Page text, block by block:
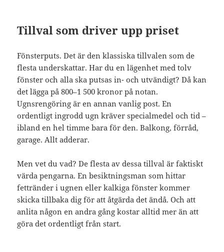
Tillval som driver upp priset
Fönsterputs. Det är den klassiska tillvalen som de
flesta underskattar. Har du en lägenhet med tolv
fönster och alla ska putsas in- och utvändigt? Då kan
det lägga på 800–1 500 kronor på notan.
Ugnsrengöring är en annan vanlig post. En
ordentligt ingrodd ugn kräver specialmedel och tid –
ibland en hel timme bara för den. Balkong, förråd,
garage. Allt adderar.
Men vet du vad? De flesta av dessa tillval är faktiskt
värda pengarna. En besiktningsman som hittar
fettränder i ugnen eller kalkiga fönster kommer
skicka tillbaka dig för att åtgärda det ändå. Och att
anlita någon en andra gång kostar alltid mer än att
göra det ordentligt från start.